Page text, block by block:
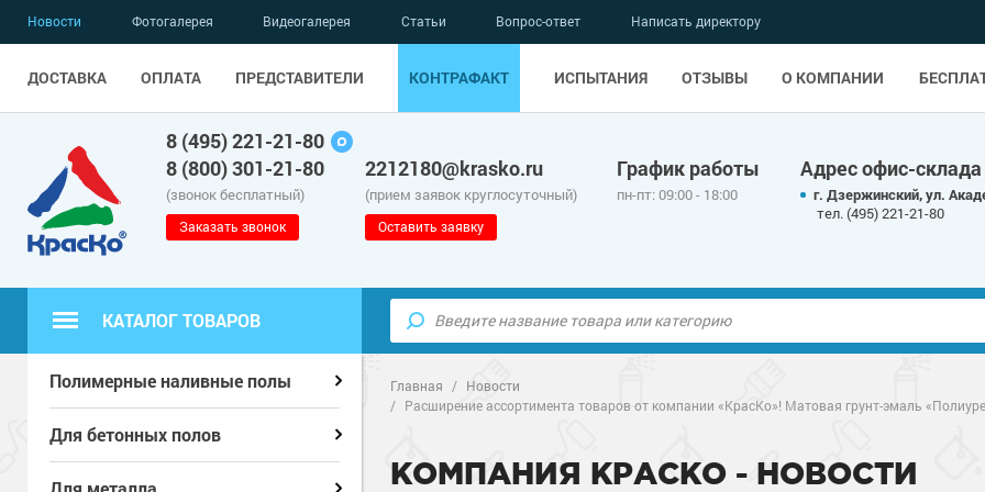
Новости Фотогалерея Видеогалерея Статьи Вопрос-ответ Написать директору
ДОСТАВКА ОПЛАТА ПРЕДСТАВИТЕЛИ КОНТРАФАКТ ИСПЫТАНИЯ ОТЗЫВЫ О КОМПАНИИ
8 (495) 221-21-80
8 (800) 301-21-80
(звонок бесплатный)
Заказать звонок
2212180@krasko.ru
(прием заявок круглосуточный)
Оставить заявку
График работы
пн-пт: 09:00 - 18:00
Адрес офис-
г. Дзержинский, ул.
тел. (495) 221-21-80
КАТАЛОГ ТОВАРОВ
Полимерные наливные полы Полиуретановые полы
Водно-эпоксидные наливные
Для бетонных полов
Эпоксидные полы
Грунт-эмали по металлу
Главная / Новости
/ Расширение ассортимента товаров от компании «КрасКо»! Матовая грунт-эмаль
КОМПАНИЯ КРАСКО - НОВОСТИ
Полимерные наливные полы Полиуретановые полы
Водно-эпоксидные наливные
Для бетонных полов
Эпоксидные полы
Грунт-эмали по металлу